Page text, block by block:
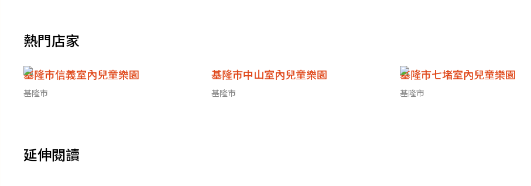
熱門店家
基隆市信義室內兒童樂園
基隆市
基隆市中山室內兒童樂園
基隆市
基隆市七堵室內兒童樂園
基隆市
延伸閱讀